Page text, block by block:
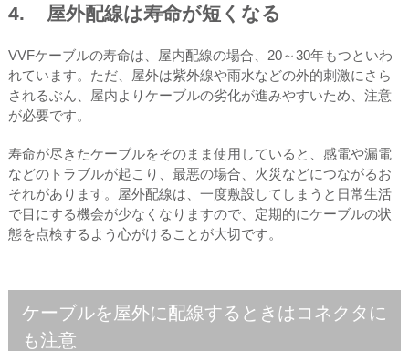
4. 屋外配線は寿命が短くなる
VVFケーブルの寿命は、屋内配線の場合、20～30年もつといわ
れています。ただ、屋外は紫外線や雨水などの外的刺激にさら
されるぶん、屋内よりケーブルの劣化が進みやすいため、注意
が必要です。
寿命が尽きたケーブルをそのまま使用していると、感電や漏電
などのトラブルが起こり、最悪の場合、火災などにつながるお
それがあります。屋外配線は、一度敷設してしまうと日常生活
で目にする機会が少なくなりますので、定期的にケーブルの状
態を点検するよう心がけることが大切です。
ケーブルを屋外に配線するときはコネクタに
も注意